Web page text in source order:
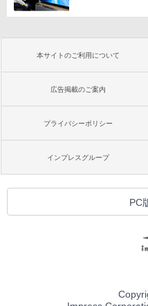
本サイトのご利用について
広告掲載のご案内
プライバシーポリシー
インプレスグループ
PC